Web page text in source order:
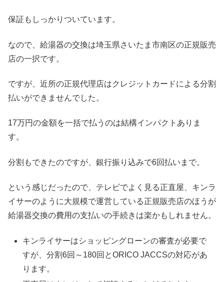
保証もしっかりついています。
なので、給湯器の交換は埼玉県さいたま市南区の正規販売
店の一択です。
ですが、近所の正規代理店はクレジットカードによる分割
払いができませんでした。
17万円の金額を一括で払うのは結構インパクトありま
す。
分割もできたのですが、銀行振り込みで6回払いまで。
という感じだったので、テレビでよく見る正直屋、キンラ
イサーのように大規模で運営している正規販売店のほうが
給湯器交換の費用の支払いの手続きは楽かもしれません。
キンライサーはショッピングローンの審査が必要で
すが、分割6回～180回とORICO JACCSの対応があ
ります。